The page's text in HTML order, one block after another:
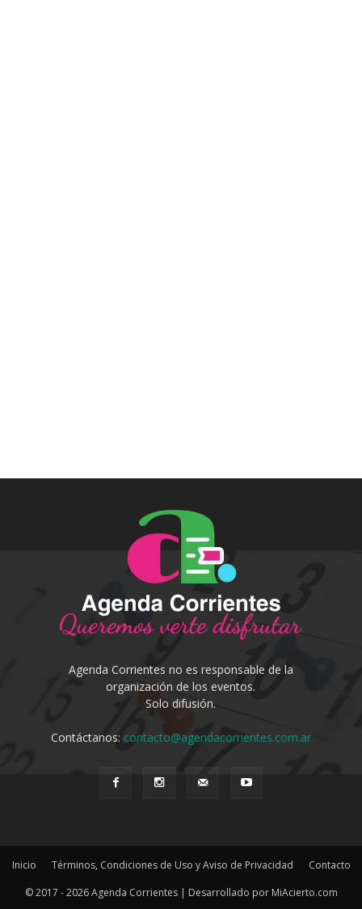
Agenda Corrientes no es responsable de la
organización de los eventos.
Solo difusión.
Contáctanos: contacto@agendacorrientes.com.ar
Inicio Términos, Condiciones de Uso y Aviso de Privacidad
Contacto
© 2017 - 2026 Agenda Corrientes | Desarrollado por MiAcierto.com